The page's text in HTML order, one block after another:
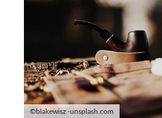
©blakewisz -unsplash.com